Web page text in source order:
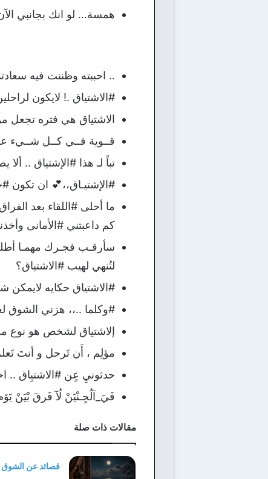
همسة… لو انك بجانبي
.. احببته وظننت فيه
#الاشتياق .! لايكون
الاشتياق هي فتره تجعل
قــوية فــي كــل شــيء
تباً لـ هذا #الإشتياق .. ألا
#الإشتيـاق،،💕 ان تكون
ما أحلى #اللقاء بعد
كم داعبتني #الأمانى
سأرقـب فجـرك مهمـا
لتُنهي لهيب #الاشتياق؟
#الاشتياق حكايه
#وكلما ..،، هزني الشوق
إلاشتياق لشخص هو نوع من
مؤلِم ، أَن تَرحل و أنتَ
حدثونيِ عٍن #الاشتيِاق ..
فَيَ_آلُحٍـنْيَنْ لُآ فَرقَ بْيَنْ
مقالات ذات صلة
قصائد عن